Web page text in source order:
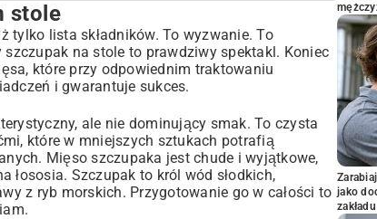
stole
tylko lista składników. To wyzwanie. To
szczupak na stole to prawdziwy spektakl. Koniec
które przy odpowiednim traktowaniu
i gwarantuje sukces.
ale nie dominujący smak. To czysta
które w mniejszych sztukach potrafią
Mięso szczupaka jest chude i wyjątkowe,
łososia. Szczupak to król wód słodkich,
z ryb morskich. Przygotowanie go w całości to jako
zakładu